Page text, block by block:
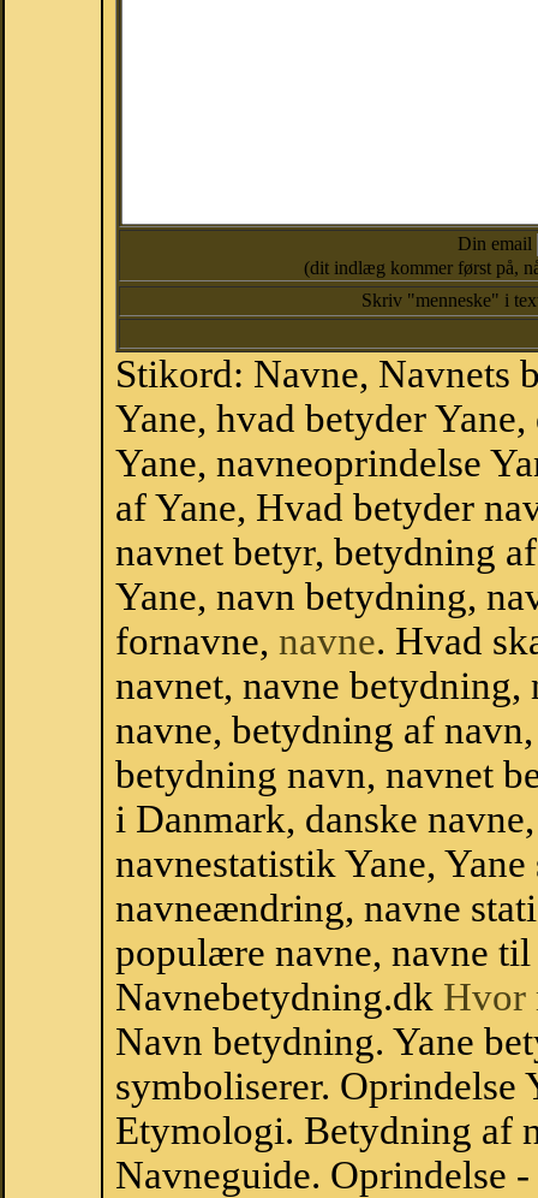
Din email
(dit indlæg kommer først på,
Skriv "menneske" i
Stikord: Navne, Navnets
Yane, hvad betyder
Yane, navneoprindelse
af Yane, Hvad betyder
navnet betyr, betydning
Yane, navn betydning,
fornavne, navne. Hvad
navnet, navne
navne, betydning af
betydning navn, navnet
i Danmark, danske
navnestatistik Yane,
navneændring, navne
populære navne, navne
Navnebetydning.dk Hvor
Navn betydning. Yane
symboliserer. Oprindelse
Etymologi. Betydning af
Navneguide. Oprindelse